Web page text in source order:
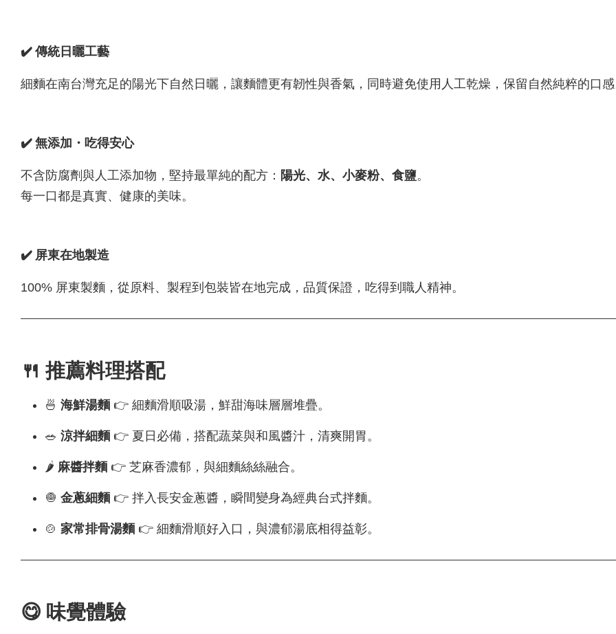
✔️ 傳統日曬工藝
細麵在南台灣充足的陽光下自然日曬，讓麵體更有韌性與香氣，同時避免使用人工乾燥，保留自然純粹的口
✔️ 無添加・吃得安心
不含防腐劑與人工添加物，堅持最單純的配方： 陽光、水、小麥粉、食鹽。
每一口都是真實、健康的美味。
✔️ 屏東在地製造
100% 屏東製麵，從原料、製程到包裝皆在地完成，品質保證，吃得到職人精神。
🍴 推薦料理搭配
🍜 海鮮湯麵 👉 細麵滑順吸湯，鮮甜海味層層堆疊。
🥗 涼拌細麵 👉 夏日必備，搭配蔬菜與和風醬汁，清爽開胃。
🌶 麻醬拌麵 👉 芝麻香濃郁，與細麵絲絲融合。
🧅 金蔥細麵 👉 拌入長安金蔥醬，瞬間變身為經典台式拌麵。
🍲 家常排骨湯麵 👉 細麵滑順好入口，與濃郁湯底相得益彰。
😋 味覺體驗